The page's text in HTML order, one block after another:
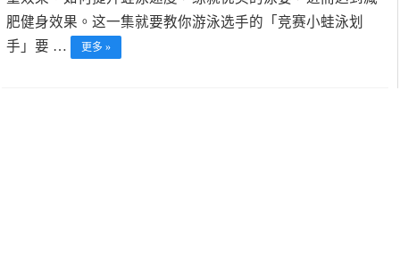
肥健身效果。这一集就要教你游泳选手的「竞赛小蛙泳划
手」要 …
更多 »